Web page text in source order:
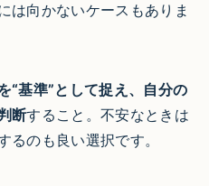
は向かないケースもありま
“基準”として捉え、自分の
断すること。不安なときは
るのも良い選択です。